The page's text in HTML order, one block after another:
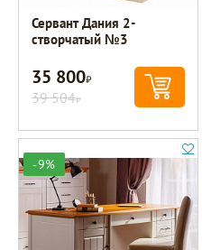
Сервант Дания 2-
створчатый №3
35 800Р
39 504Р
-9%